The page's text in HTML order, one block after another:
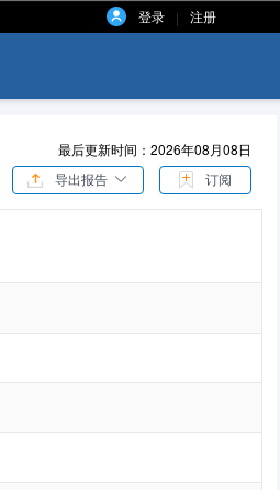
登录 | 注册
最后更新时间：2026年08月08日
导出报告 订阅